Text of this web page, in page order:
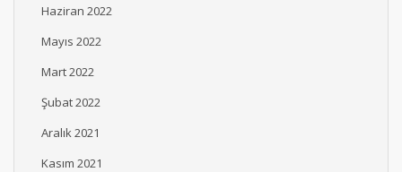
Haziran 2022
Mayıs 2022
Mart 2022
Şubat 2022
Aralık 2021
Kasım 2021